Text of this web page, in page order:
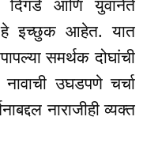
दिगडे आणि युवानेते
हे इच्छुक आहेत. यात
समर्थक दोघांची
उघडपणे चर्चा
नाराजीही व्यक्त